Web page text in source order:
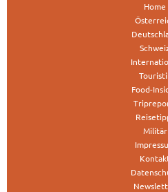
Home
Food-
Militär